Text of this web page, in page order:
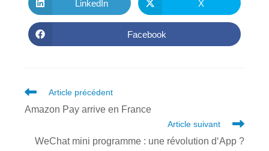
Ouvrir
dans
une
LinkedIn
Ouvrir
dans
une
X
Ouvrir
dans
Facebook
Read
articles
Article précédent
Amazon Pay arrive en France
Article suivant
WeChat mini programme : une révolution d‘App ?